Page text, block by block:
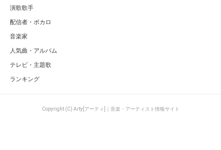
演歌歌手
配信者・ボカロ
音楽家
人気曲・アルバム
テレビ・主題歌
ランキング
Copyright (C) Arty[アーティ]｜音楽・アーティスト情報サイト